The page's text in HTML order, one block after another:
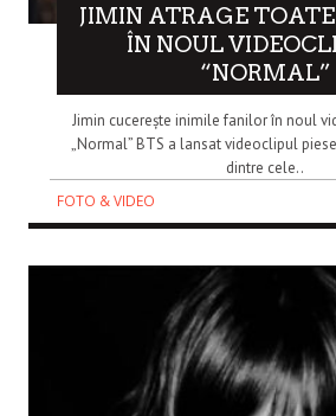
JIMIN ATRAGE
ÎN NOUL
“NORMAL”
Jimin cucerește inimile fanilor în noul
„Normal” BTS a lansat videoclipul
dintre cele..
FOTO & VIDEO